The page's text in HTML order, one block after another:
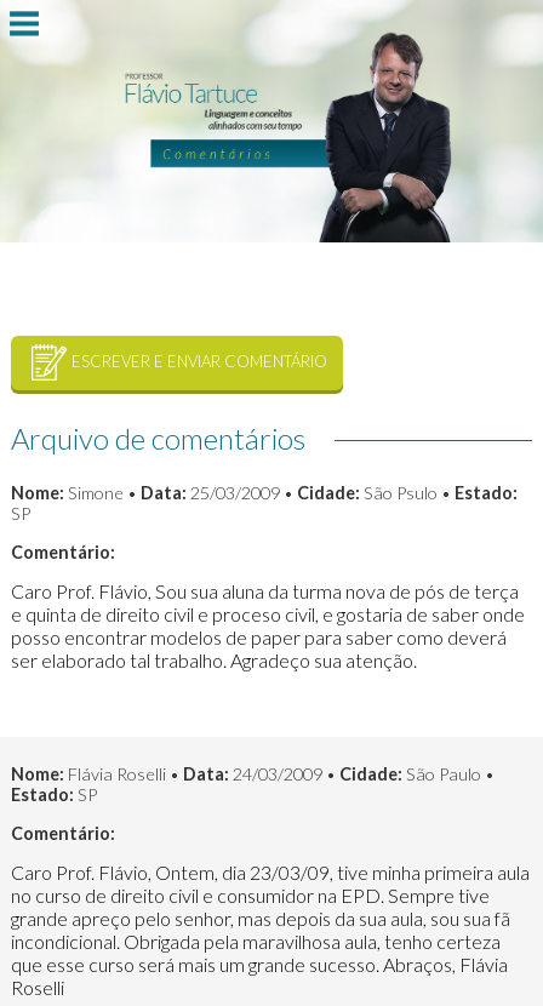
ESCREVER E ENVIAR COMENTÁRIO
Arquivo de comentários
Nome: Simone • Data: 25/03/2009 • Cidade: São Psulo • Estado:
SP
Comentário:
Caro Prof. Flávio, Sou sua aluna da turma nova de pós de terça
e quinta de direito civil e proceso civil, e gostaria de saber onde
posso encontrar modelos de paper para saber como deverá
ser elaborado tal trabalho. Agradeço sua atenção.
Nome: Flávia Roselli • Data: 24/03/2009 • Cidade: São Paulo •
Estado: SP
Comentário:
Caro Prof. Flávio, Ontem, dia 23/03/09, tive minha primeira aula
no curso de direito civil e consumidor na EPD. Sempre tive
grande apreço pelo senhor, mas depois da sua aula, sou sua fã
incondicional. Obrigada pela maravilhosa aula, tenho certeza
que esse curso será mais um grande sucesso. Abraços, Flávia
Roselli